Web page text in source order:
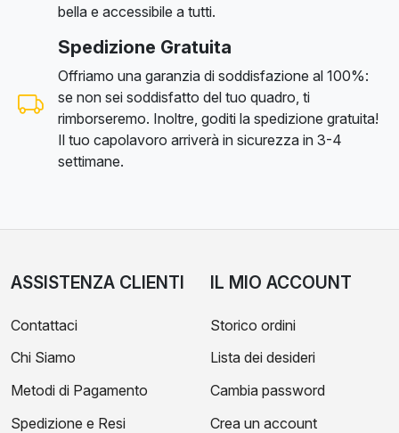
bella e accessibile a tutti.
Spedizione Gratuita
Offriamo una garanzia di soddisfazione al 100%:
se non sei soddisfatto del tuo quadro, ti
rimborseremo. Inoltre, goditi la spedizione gratuita!
Il tuo capolavoro arriverà in sicurezza in 3-4
settimane.
ASSISTENZA CLIENTI
Contattaci
Chi Siamo
Metodi di Pagamento
Spedizione e Resi
IL MIO ACCOUNT
Storico ordini
Lista dei desideri
Cambia password
Crea un account